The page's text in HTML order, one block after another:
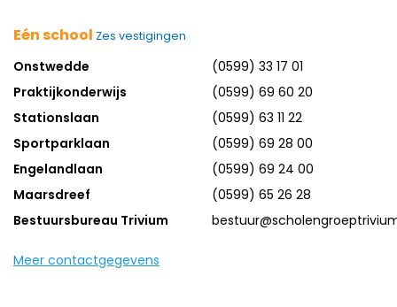
Eén school Zes vestigingen
Onstwedde
(0599) 33 17 01
Praktijkonderwijs
(0599) 69 60 20
Stationslaan
(0599) 63 11 22
Sportparklaan
(0599) 69 28 00
Engelandlaan
(0599) 69 24 00
Maarsdreef
(0599) 65 26 28
Bestuursbureau Trivium
Meer contactgegevens